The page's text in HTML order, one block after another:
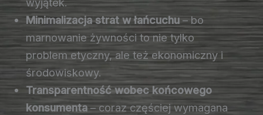
Minimalizacja strat w łańcuchu – bo
marnowanie żywności to nie tylko
problem etyczny, ale też ekonomiczny i
środowiskowy.
Transparentność wobec końcowego
konsumenta– coraz częściej wymagana